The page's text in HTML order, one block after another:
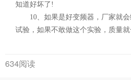
知道好坏了!
10、如果是好变频器，厂家就会
试验，如果不敢做这个实验，质量
634阅读